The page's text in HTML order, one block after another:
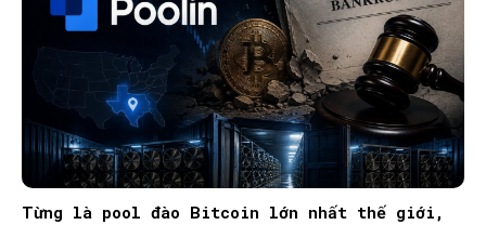
Từng là pool đào Bitcoin lớn nhất thế giới,